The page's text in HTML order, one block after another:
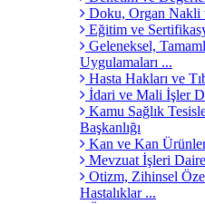
Doku, Organ Nakli
Eğitim ve
Geleneksel,
Uygulamaları ...
Hasta Hakları ve
İdari ve Mali İşler
Kamu Sağlık
Başkanlığı
Kan ve Kan
Mevzuat İşleri Daire
Otizm, Zihinsel
Hastalıklar ...